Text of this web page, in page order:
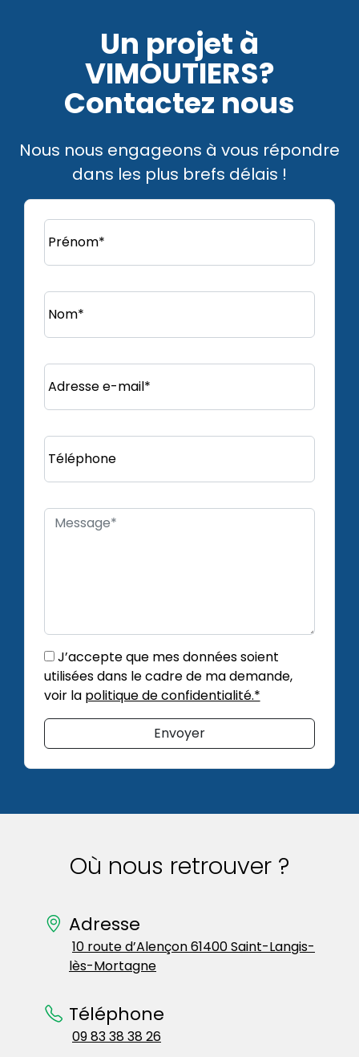
Un projet à
VIMOUTIERS?
Contactez nous
Nous nous engageons à vous répondre
dans les plus brefs délais !
Prénom*
Nom*
Adresse e-mail*
Téléphone
J’accepte que mes données soient
utilisées dans le cadre de ma demande,
voir la politique de confidentialité.*
Envoyer
Où nous retrouver ?
Adresse
10 route d’Alençon 61400 Saint-Langis-
lès-Mortagne
Téléphone
09 83 38 38 26